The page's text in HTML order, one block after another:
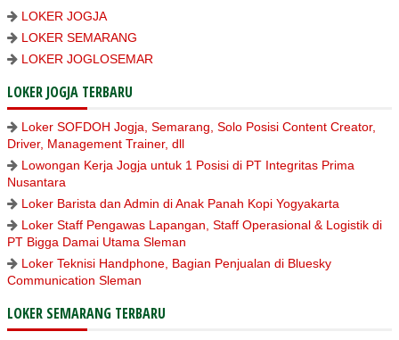
LOKER JOGJA
LOKER SEMARANG
LOKER JOGLOSEMAR
LOKER JOGJA TERBARU
Loker SOFDOH Jogja, Semarang, Solo Posisi Content Creator,
Driver, Management Trainer, dll
Lowongan Kerja Jogja untuk 1 Posisi di PT Integritas Prima
Nusantara
Loker Barista dan Admin di Anak Panah Kopi Yogyakarta
Loker Staff Pengawas Lapangan, Staff Operasional & Logistik di
PT Bigga Damai Utama Sleman
Loker Teknisi Handphone, Bagian Penjualan di Bluesky
Communication Sleman
LOKER SEMARANG TERBARU